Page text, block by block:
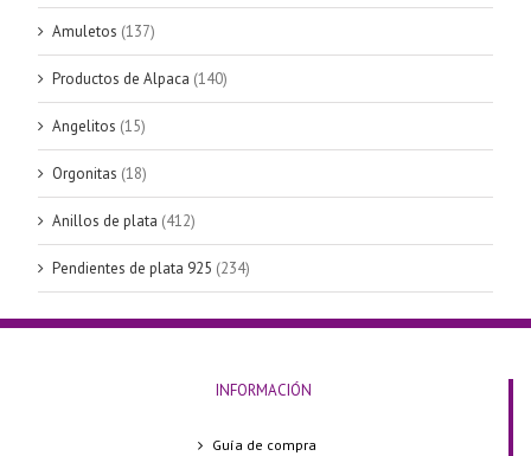
Amuletos (137)
Productos de Alpaca (140)
Angelitos (15)
Orgonitas (18)
Anillos de plata (412)
Pendientes de plata 925 (234)
INFORMACIÓN
Guía de compra